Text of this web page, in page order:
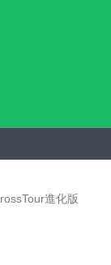
進化版